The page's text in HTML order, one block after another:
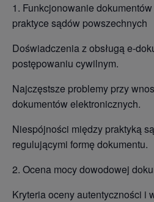
1. Funkcjonowanie
praktyce sądów powszechnych
Doświadczenia z obsługą e-
postępowaniu cywilnym.
Najczęstsze problemy przy
dokumentów elektronicznych.
Niespójności między praktyką
regulującymi formę dokumentu.
2. Ocena mocy dowodowej
Kryteria oceny autentyczności i